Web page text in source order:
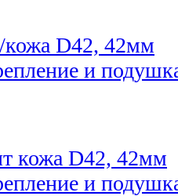
кожа D42, 42мм
и
кожа D42, 42мм
и